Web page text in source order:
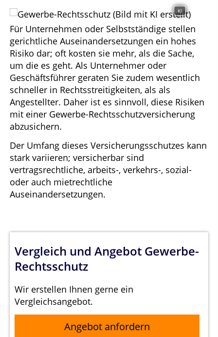
KI
Für Unternehmen oder Selbstständige stellen
gerichtliche Auseinandersetzungen ein hohes
Risiko dar; oft kosten sie mehr, als die Sache,
um die es geht. Als Unternehmer oder
Geschäftsführer geraten Sie zudem wesentlich
schneller in Rechtsstreitigkeiten, als als
Angestellter. Daher ist es sinnvoll, diese Risiken
mit einer Gewerbe-Rechtsschutzversicherung
abzusichern.
Der Umfang dieses Versicherungsschutzes kann
stark variieren; versicherbar sind
vertragsrechtliche, arbeits-, verkehrs-, sozial-
oder auch mietrechtliche
Auseinandersetzungen.
Vergleich und Angebot Gewerbe-
Rechtsschutz
Wir erstellen Ihnen gerne ein
Vergleichsangebot.
Angebot anfordern